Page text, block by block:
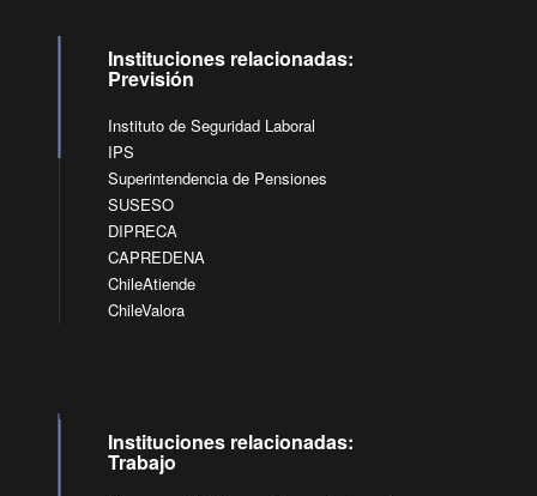
Instituciones relacionadas:
Previsión
Instituto de Seguridad Laboral
IPS
Superintendencia de Pensiones
SUSESO
DIPRECA
CAPREDENA
ChileAtiende
ChileValora
Instituciones relacionadas:
Trabajo